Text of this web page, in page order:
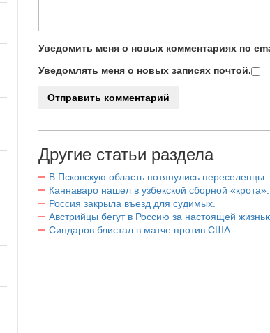
Уведомить меня о новых комментариях по
Уведомлять меня о новых записях почтой.
Другие статьи раздела
В Псковскую область потянулись переселенцы
Каннаваро нашел в узбекской сборной «крота».
Россия закрыла въезд для судимых.
Австрийцы бегут в Россию за настоящей
Синдаров блистал в матче против США